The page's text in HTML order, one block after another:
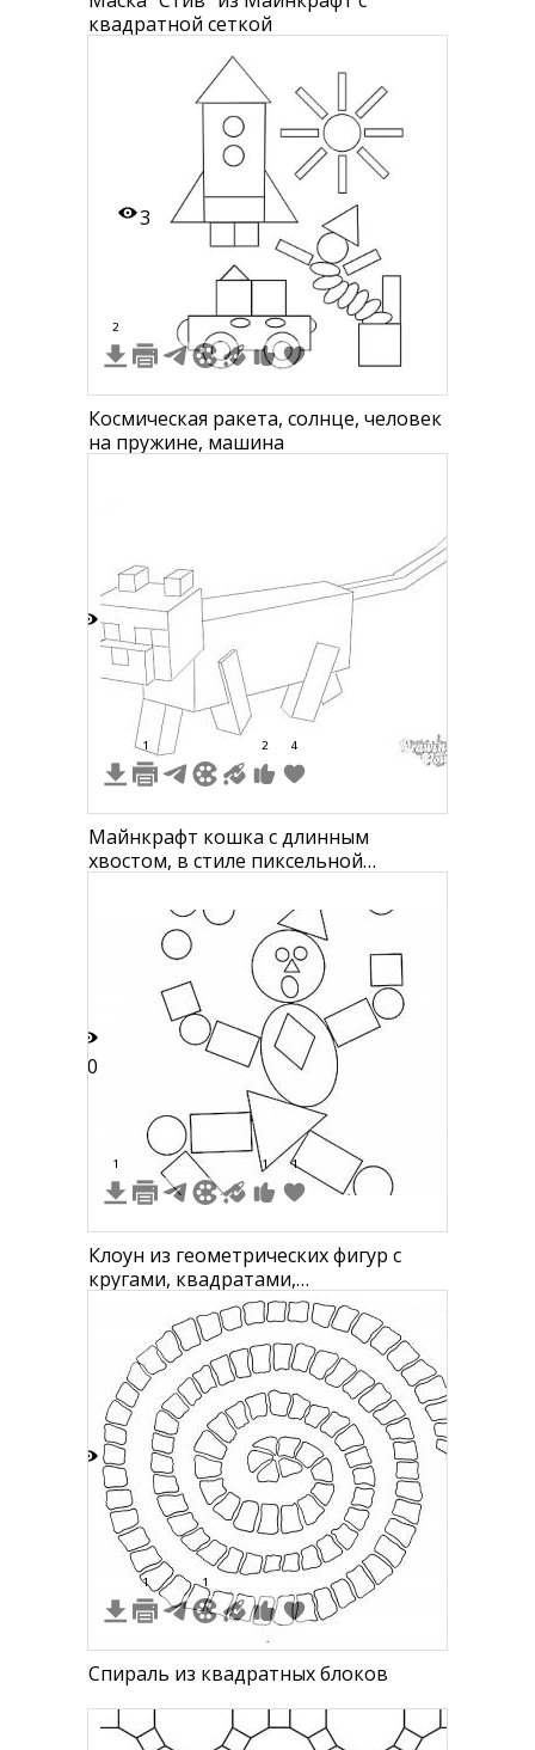
квадратной сеткой
3
2
Космическая ракета, солнце, человек
на пружине, машина
1 2 4
Майнкрафт кошка с длинным
хвостом, в стиле пиксельной
20
1 1 1
Клоун из геометрических фигур с
кругами, квадратами,
треугольниками, овалами и
прямоугольниками
1 1
Спираль из квадратных блоков